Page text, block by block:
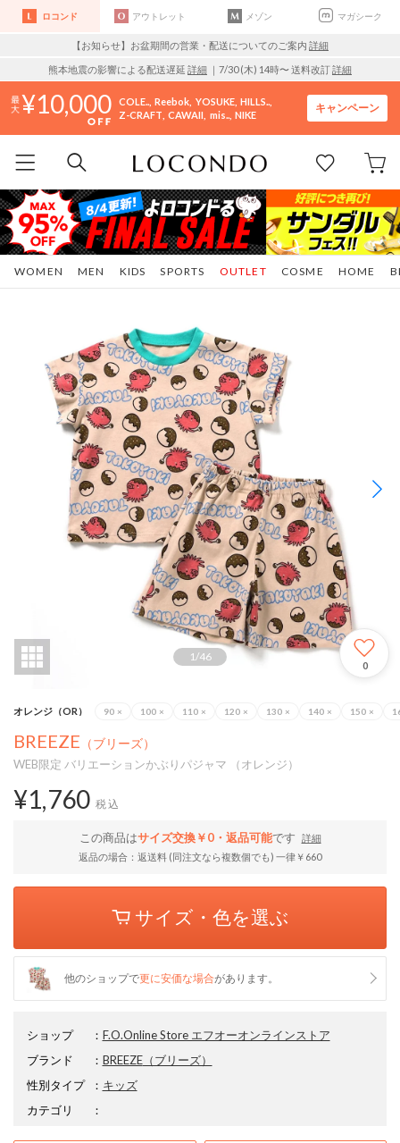
ロコンド アウトレット メゾン マガシーク
【お知らせ】お盆期間の営業・配送についてのご案内 詳細
熊本地震の影響による配送遅延 詳細 ｜7/30 (木) 14時〜 送料改訂詳細
10,000 COLE.. Reebok YOSUKE HILLS..
Z-CRAFT CAWAII mis.. NIKE
キャンペーン
WOMEN MEN KIDS SPORTS COSME HOME
OUTLET
1 /46
0
オレンジ（OR） 90 × 100 × 110 × 120 × 130 × 140 × 150 ×
BREEZE （ブリーズ）
WEB限定 バリエーションかぶりパジャマ （オレンジ）
¥1,760 税込
この商品はサイズ交換￥0・返品可能です
詳細
返品の場合：返送料 (同注文なら複数個でも) 一律￥660
サイズ・色を選ぶ
他のショップで更に安価な場合があります。
ショップ ： F.O.Online Store エフオーオンラインストア
ブランド
： BREEZE（ブリーズ）
性別タイプ
： キッズ
カテゴリ
：